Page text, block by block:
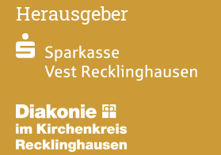
Herausgeber